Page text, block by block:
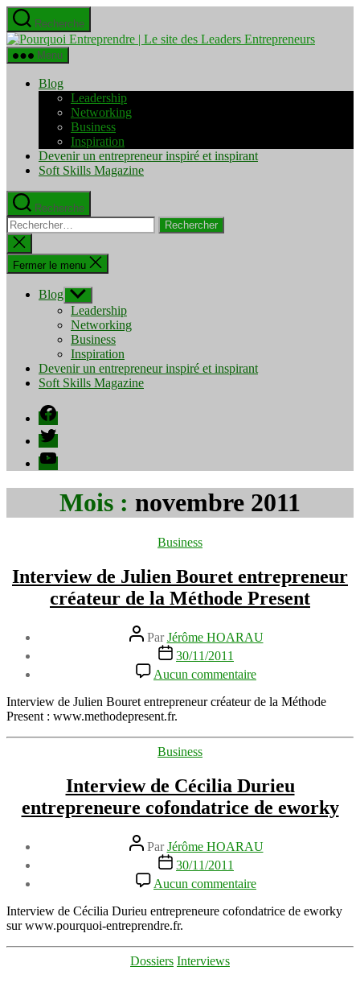
Aller
au
contenu
Recherche
Pourquoi
Menu
Blog
Leadership
Networking
Business
Inspiration
Devenir un entrepreneur inspiré et inspirant
Soft Skills Magazine
Recherche
Rechercher :
Fermer
la
recherche
Fermer le menu
Blog Afficher
le
sous-
menu
Leadership
Networking
Business
Inspiration
Devenir un entrepreneur inspiré et inspirant
Soft Skills Magazine
Facebook
Twitter
YouTube
Mois : novembre 2011
Catégories
Business
Interview de Julien Bouret entrepreneur
créateur de la Méthode Present
Auteur
de
l’article
ParJérôme HOARAU
Date
l’article
30/11/2011
Aucun commentaire
Interview
de
entrepreneur
la
Méthode
Present
Interview de Julien Bouret entrepreneur créateur de la Méthode
Present : www.methodepresent.fr.
Catégories
Business
Interview de Cécilia Durieu
entrepreneure cofondatrice de eworky
Auteur
de
l’article
ParJérôme HOARAU
Date
l’article
30/11/2011
Aucun commentaire
Interview
de
entrepreneure
Interview de Cécilia Durieu entrepreneure cofondatrice de eworky
sur www.pourquoi-entreprendre.fr.
Catégories
Dossiers Interviews